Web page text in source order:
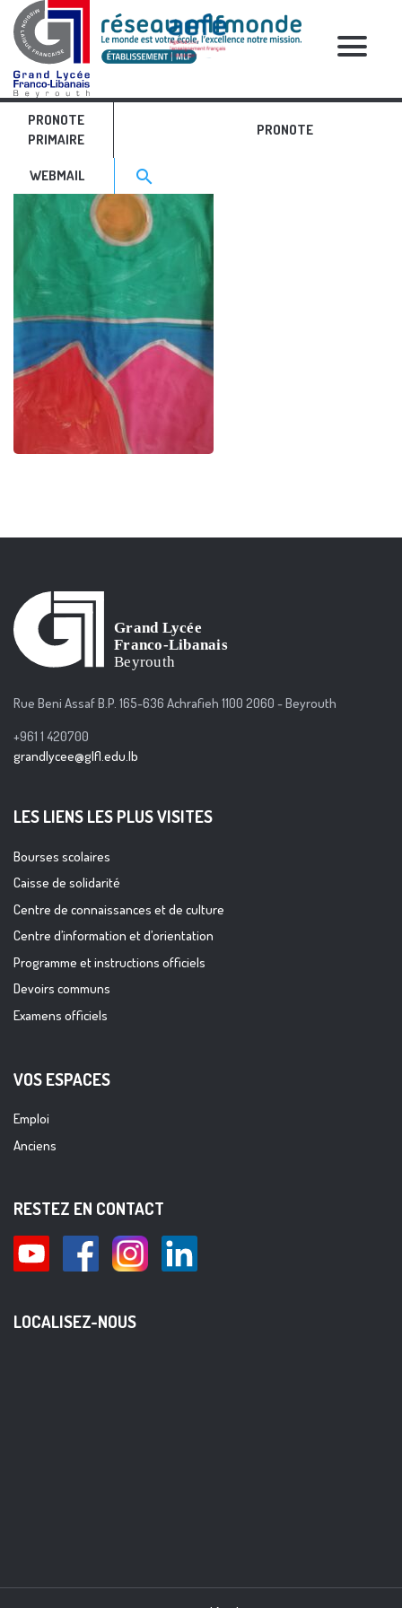
PRONOTE
PRIMAIRE
PRONOTE
WEBMAIL Search for:>
search
RELATIVE POSTS
Etel Adnan 1
Rue Beni Assaf B.P. 165-636 Achrafieh 1100 2060 - Beyrouth
+961 1 420700
grandlycee@glfl.edu.lb
LES LIENS LES PLUS VISITES
Bourses scolaires
Caisse de solidarité
Centre de connaissances et de culture
Centre d’information et d’orientation
Programme et instructions officiels
Devoirs communs
Examens officiels
VOS ESPACES
Emploi
Anciens
RESTEZ EN CONTACT
LOCALISEZ-NOUS